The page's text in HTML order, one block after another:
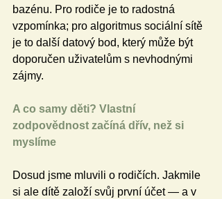
bazénu. Pro rodiče je to radostná
vzpomínka; pro algoritmus sociální sítě
je to další datový bod, který může být
doporučen uživatelům s nevhodnými
zájmy.
A co samy děti? Vlastní
zodpovědnost začíná dřív, než si
myslíme
Dosud jsme mluvili o rodičích. Jakmile
si ale dítě založí svůj první účet — a v